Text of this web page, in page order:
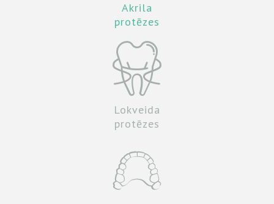
Akrila
protēzes
Lokveida
protēzes